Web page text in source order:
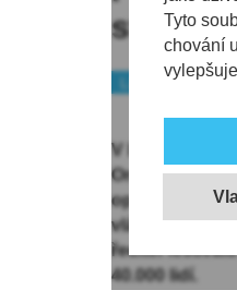
Tyto
chování
Kultura
V Liberci
Organizátoři
opatřením v
vlády.
ředitel
40.000 lidí.